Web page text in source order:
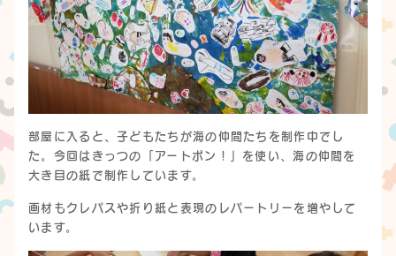
部屋に入ると、子どもたちが海の仲間たちを制作中でし
た。今回はきっつの「アートポン！」を使い、海の仲間を
大き目の紙で制作しています。
画材もクレパスや折り紙と表現のレパートリーを増やして
います。